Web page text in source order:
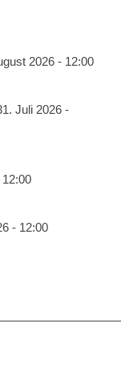
2026 - 12:00
Juli 2026 -
- 12:00